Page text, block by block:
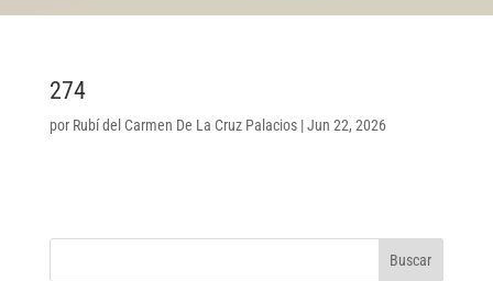
274
por Rubí del Carmen De La Cruz Palacios|Jun 22, 2026